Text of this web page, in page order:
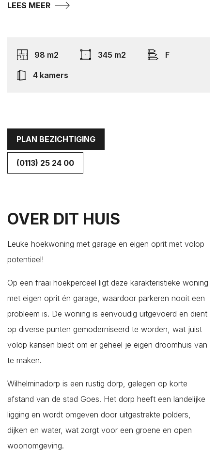
LEES MEER
98 m2 345 m2 F
4 kamers
PLAN BEZICHTIGING
(0113) 25 24 00
OVER DIT HUIS
Leuke hoekwoning met garage en eigen oprit met volop
potentieel!
Op een fraai hoekperceel ligt deze karakteristieke woning
met eigen oprit én garage, waardoor parkeren nooit een
probleem is. De woning is eenvoudig uitgevoerd en dient
op diverse punten gemoderniseerd te worden, wat juist
volop kansen biedt om er geheel je eigen droomhuis van
te maken.
Wilhelminadorp is een rustig dorp, gelegen op korte
afstand van de stad Goes. Het dorp heeft een landelijke
ligging en wordt omgeven door uitgestrekte polders,
dijken en water, wat zorgt voor een groene en open
woonomgeving.
Bruinisse
Domburg
Dreischor
Gapinge
Geersdijk
Goes
Hansweert
's-Heer Abtskerke
's-Heer Arendskerke
's-Heer Hendrikskinderen
Heinkenszand
Hoedekenskerke
Kapelle
Kats
Kerkwerve
Kloetinge
Kloetinge
Kortgene
Koudekerke